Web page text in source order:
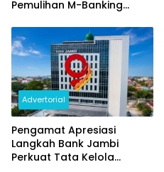
Pemulihan M-Banking
Advertorial
Pengamat Apresiasi
Langkah Bank Jambi
Perkuat Tata Kelola